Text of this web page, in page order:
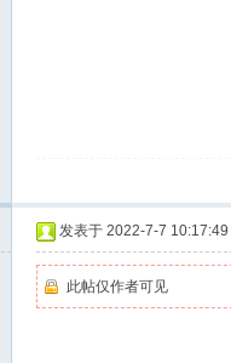
发表于 2022-7-7 10:17:49
此帖仅作者可见